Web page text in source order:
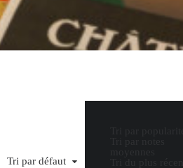
Tri par défaut